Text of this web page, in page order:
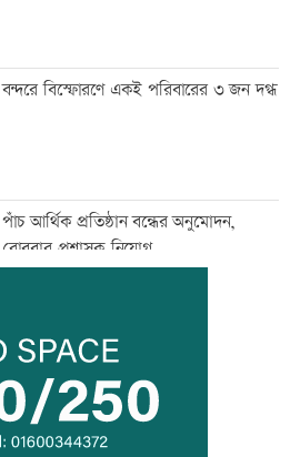
বন্দরে বিস্ফোরণে একই পরিবারের ৩ জন দগ্ধ
পাঁচ আর্থিক প্রতিষ্ঠান বন্ধের অনুমোদন,
রোববার প্রশাসক নিয়োগ
ঢাকা-ময়মনসিংহ রেল যোগাযোগ স্বাভাবিক